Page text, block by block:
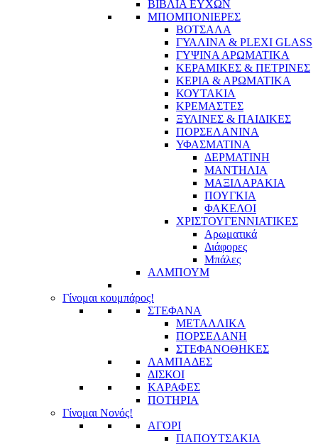
ΒΙΒΛΙΑ ΕΥΧΩΝ
ΜΠΟΜΠΟΝΙΕΡΕΣ
ΒΟΤΣΑΛΑ
ΓΥΑΛΙΝΑ & PLEXI GLASS
ΓΥΨΙΝΑ ΑΡΩΜΑΤΙΚΑ
ΚΕΡΑΜΙΚΕΣ & ΠΕΤΡΙΝΕΣ
ΚΕΡΙΑ & ΑΡΩΜΑΤΙΚΑ
ΚΟΥΤΑΚΙΑ
ΚΡΕΜΑΣΤΕΣ
ΞΥΛΙΝΕΣ & ΠΑΙΔΙΚΕΣ
ΠΟΡΣΕΛΑΝΙΝΑ
ΥΦΑΣΜΑΤΙΝA
ΔΕΡΜΑΤΙΝΗ
ΜΑΝΤΗΛΙΑ
ΜΑΞΙΛΑΡΑΚΙΑ
ΠΟΥΓΚΙΑ
ΦΑΚΕΛΟΙ
ΧΡΙΣΤΟΥΓΕΝΝΙΑΤΙΚΕΣ
Αρωματικά
Διάφορες
Μπάλες
ΑΛΜΠΟΥΜ
Γίνομαι κουμπάρος!
ΣΤΕΦΑΝΑ
ΜΕΤΑΛΛΙΚΑ
ΠΟΡΣΕΛΑΝΗ
ΣΤΕΦΑΝΟΘΗΚΕΣ
ΛΑΜΠΑΔΕΣ
ΔΙΣΚΟΙ
ΚΑΡΑΦΕΣ
ΠΟΤΗΡΙΑ
Γίνομαι Νονός!
ΑΓΟΡΙ
ΠΑΠΟΥΤΣΑΚΙΑ